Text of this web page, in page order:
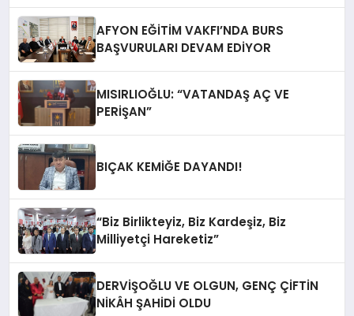
AFYON EĞİTİM VAKFI’NDA BURS
BAŞVURULARI DEVAM EDİYOR
MISIRLIOĞLU: “VATANDAŞ AÇ VE
PERİŞAN”
BIÇAK KEMİĞE DAYANDI!
“Biz Birlikteyiz, Biz Kardeşiz, Biz
Milliyetçi Hareketiz”
DERVİŞOĞLU VE OLGUN, GENÇ ÇİFTİN
NİKÂH ŞAHİDİ OLDU